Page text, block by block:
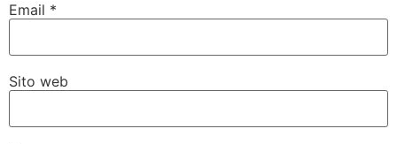
Email *
Sito web